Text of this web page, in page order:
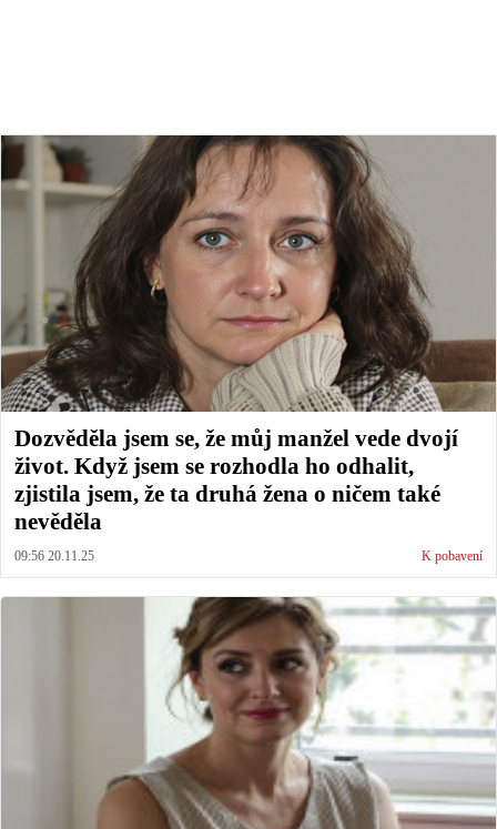
Dozvěděla jsem se, že můj manžel vede dvojí
život. Když jsem se rozhodla ho odhalit,
zjistila jsem, že ta druhá žena o ničem také
nevěděla
09:56 20.11.25 K pobavení